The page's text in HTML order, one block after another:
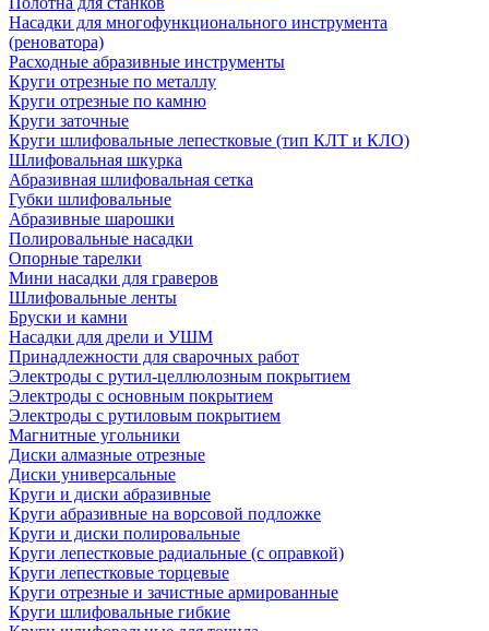
Насадки для многофункционального инструмента
(реноватора)
Расходные абразивные инструменты
Круги отрезные по металлу
Круги отрезные по камню
Круги заточные
Круги шлифовальные лепестковые (тип КЛТ и КЛО)
Шлифовальная шкурка
Абразивная шлифовальная сетка
Губки шлифовальные
Абразивные шарошки
Полировальные насадки
Опорные тарелки
Мини насадки для граверов
Шлифовальные ленты
Бруски и камни
Насадки для дрели и УШМ
Принадлежности для сварочных работ
Электроды с рутил-целлюлозным покрытием
Электроды с основным покрытием
Электроды с рутиловым покрытием
Магнитные угольники
Диски алмазные отрезные
Диски универсальные
Круги и диски абразивные
Круги абразивные на ворсовой подложке
Круги и диски полировальные
Круги лепестковые радиальные (с оправкой)
Круги лепестковые торцевые
Круги отрезные и зачистные армированные
Круги шлифовальные гибкие